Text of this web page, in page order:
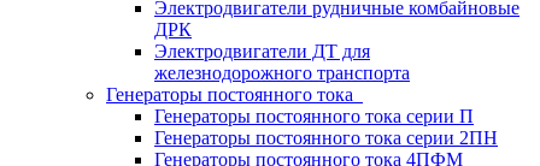
Электродвигатели рудничные комбайновые
ДРК
Электродвигатели ДТ для
железнодорожного транспорта
Генераторы постоянного тока
Генераторы постоянного тока серии П
Генераторы постоянного тока серии 2ПН
Генераторы постоянного тока 4ПФМ